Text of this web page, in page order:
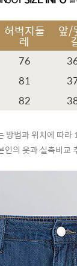
허벅지둘
레
앞/
76
81
82
방법과 위치에 따
인의 옷과 실측비교